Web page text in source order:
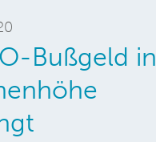
Bußgeld in